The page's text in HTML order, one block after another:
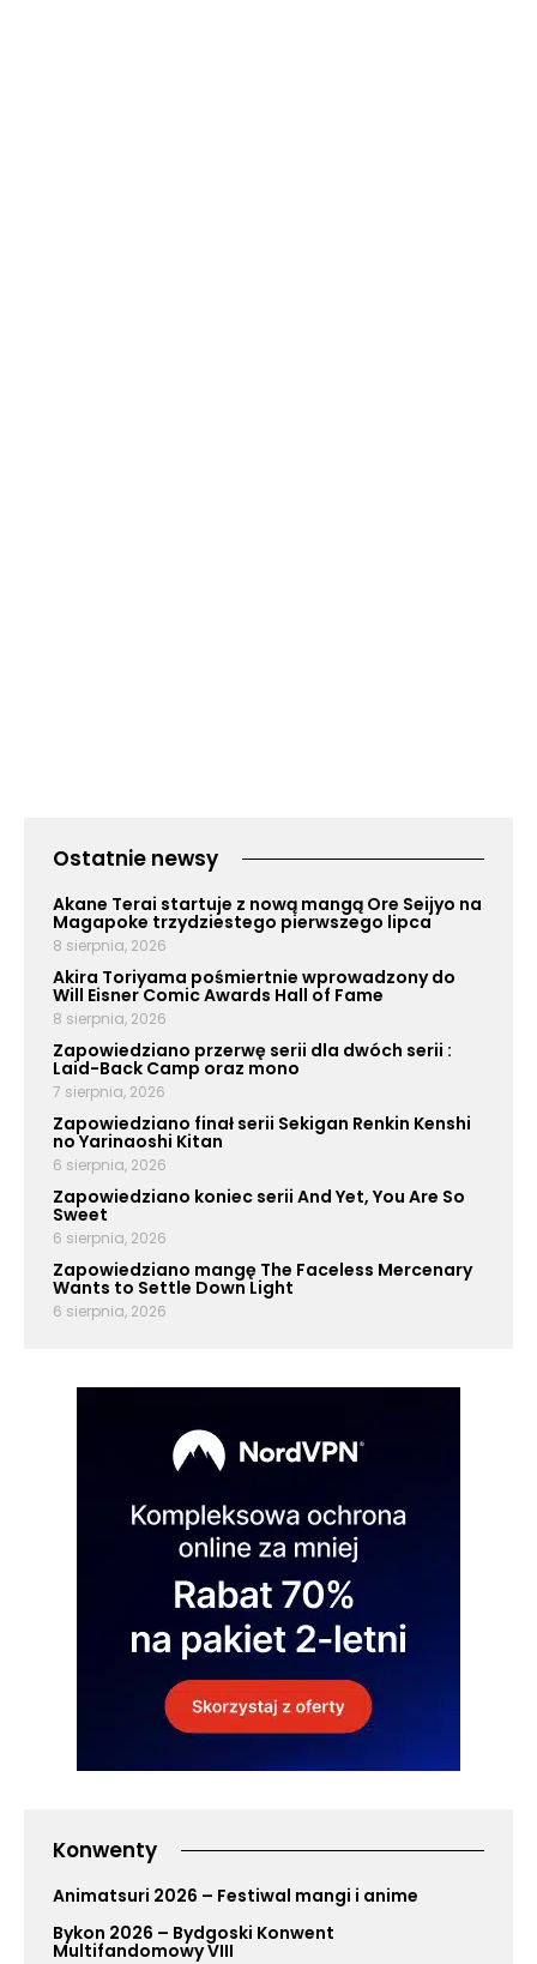
Ostatnie newsy
Akane Terai startuje z nową mangą Ore Seijyo na
Magapoke trzydziestego pierwszego lipca
8 sierpnia, 2026
Akira Toriyama pośmiertnie wprowadzony do
Will Eisner Comic Awards Hall of Fame
8 sierpnia, 2026
Zapowiedziano przerwę serii dla dwóch serii :
Laid-Back Camp oraz mono
7 sierpnia, 2026
Zapowiedziano finał serii Sekigan Renkin Kenshi
no Yarinaoshi Kitan
6 sierpnia, 2026
Zapowiedziano koniec serii And Yet, You Are So
Sweet
6 sierpnia, 2026
Zapowiedziano mangę The Faceless Mercenary
Wants to Settle Down Light
6 sierpnia, 2026
Konwenty
Animatsuri 2026 – Festiwal mangi i anime
Bykon 2026 – Bydgoski Konwent
Multifandomowy VIII